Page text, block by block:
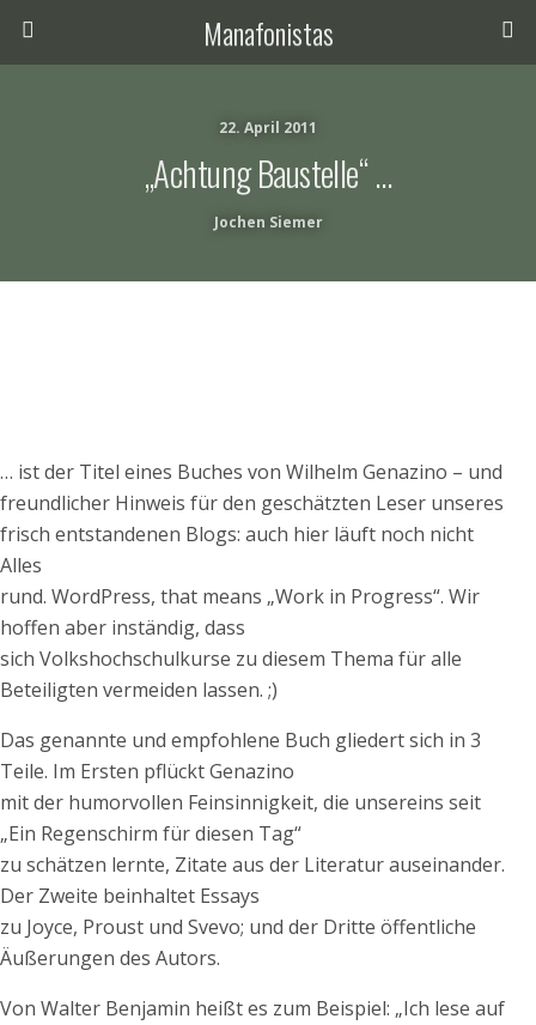
Manafonistas
22. April 2011
„Achtung Baustelle“ …
Jochen Siemer
… ist der Titel eines Buches von Wilhelm Genazino – und
freundlicher Hinweis für den geschätzten Leser unseres
frisch entstandenen Blogs: auch hier läuft noch nicht
Alles
rund. WordPress, that means „Work in Progress“. Wir
hoffen aber inständig, dass
sich Volkshochschulkurse zu diesem Thema für alle
Beteiligten vermeiden lassen. ;)
Das genannte und empfohlene Buch gliedert sich in 3
Teile. Im Ersten pflückt Genazino
mit der humorvollen Feinsinnigkeit, die unsereins seit
„Ein Regenschirm für diesen Tag“
zu schätzen lernte, Zitate aus der Literatur auseinander.
Der Zweite beinhaltet Essays
zu Joyce, Proust und Svevo; und der Dritte öffentliche
Äußerungen des Autors.
Von Walter Benjamin heißt es zum Beispiel: „Ich lese auf